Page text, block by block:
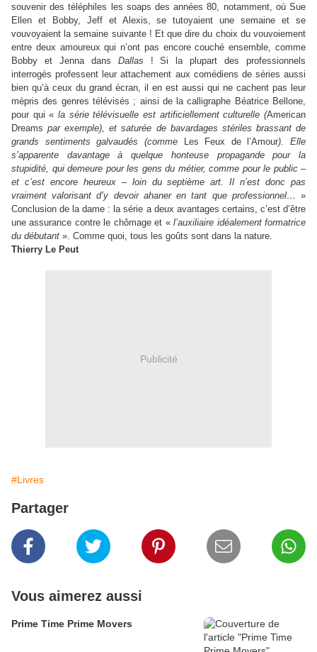
souvenir des téléphiles les soaps des années 80, notamment, où Sue
Ellen et Bobby, Jeff et Alexis, se tutoyaient une semaine et se
vouvoyaient la semaine suivante ! Et que dire du choix du vouvoiement
entre deux amoureux qui n’ont pas encore couché ensemble, comme
Bobby et Jenna dans Dallas ! Si la plupart des professionnels
interrogés professent leur attachement aux comédiens de séries aussi
bien qu’à ceux du grand écran, il en est aussi qui ne cachent pas leur
mépris des genres télévisés ; ainsi de la calligraphe Béatrice Bellone,
pour qui « la série télévisuelle est artificiellement culturelle (American
Dreamspar exemple), et saturée de bavardages stériles brassant de
grands sentiments galvaudés (commeLes Feux de l’Amour). Elle
s’apparente davantage à quelque honteuse propagande pour la
stupidité, qui demeure pour les gens du métier, comme pour le public –
et c’est encore heureux – loin du septième art. Il n’est donc pas
vraiment valorisant d’y devoir ahaner en tant que professionnel… »
Conclusion de la dame : la série a deux avantages certains, c’est d’être
une assurance contre le chômage et «l’auxiliaire idéalement formatrice
du débutant ». Comme quoi, tous les goûts sont dans la nature.
Thierry Le Peut
Publicité
#Livres
Partager
Vous aimerez aussi
Prime Time Prime Movers